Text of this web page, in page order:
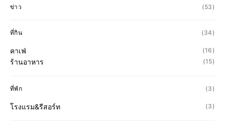
ข่าว (53)
ที่กิน (34)
คาเฟ่ (16)
ร้านอาหาร (15)
ที่พัก (3)
โรงแรม&รีสอร์ท (3)